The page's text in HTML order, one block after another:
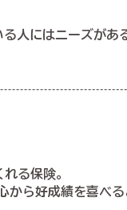
人にはニーズがあ
る保険。
ら好成績を喜べる